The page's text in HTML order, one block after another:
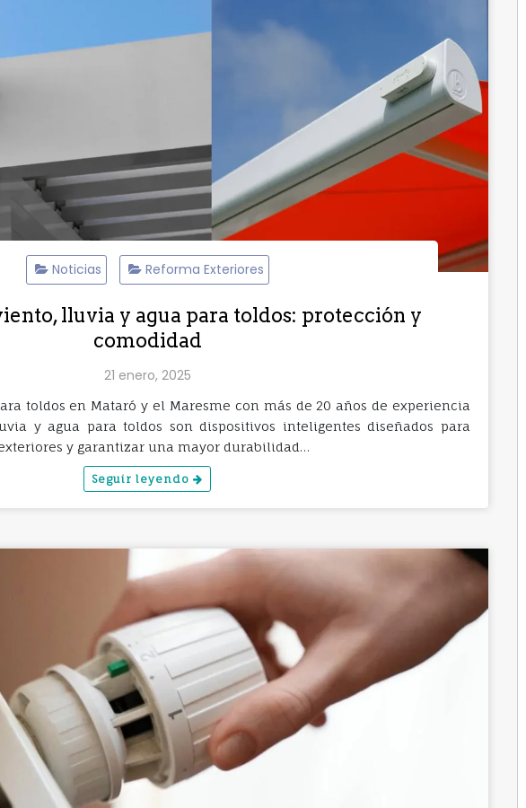
Noticias Reforma Exteriores
lluvia y agua para toldos: protección y
comodidad
21 enero, 2025
toldos en Mataró y el Maresme con más de 20 años de experiencia
y agua para toldos son dispositivos inteligentes diseñados para
y garantizar una mayor durabilidad…
Seguir leyendo